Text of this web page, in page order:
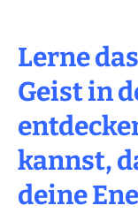
Lerne
Geist in
kannst,
deine